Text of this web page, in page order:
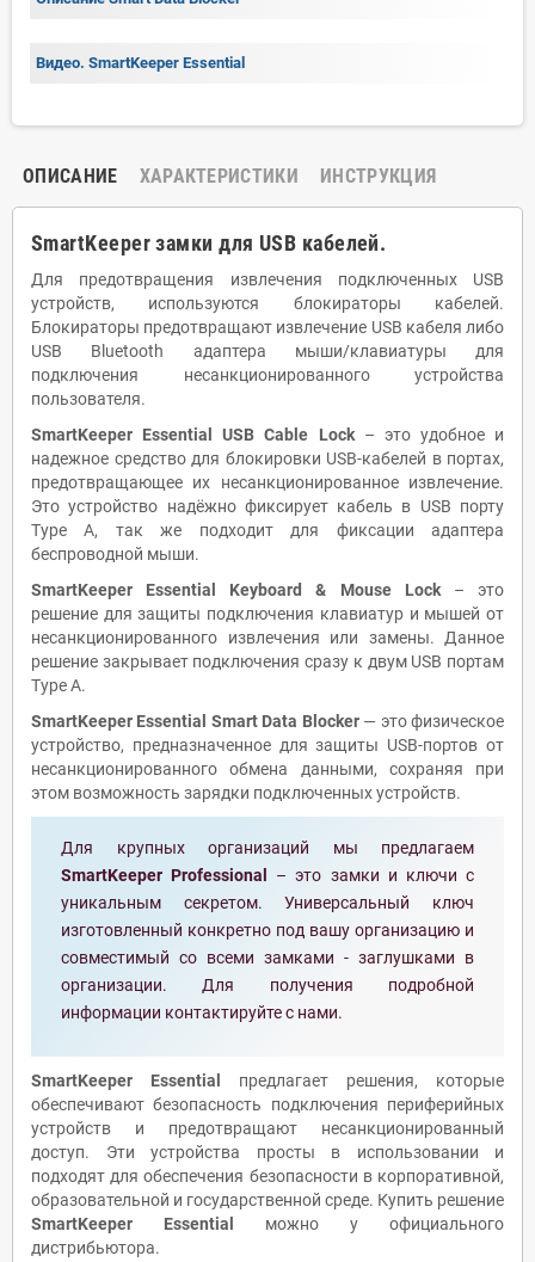
Видео. SmartKeeper Essential
ОПИСАНИЕ ХАРАКТЕРИСТИКИ ИНСТРУКЦИЯ
SmartKeeper замки для USB кабелей.
Для предотвращения извлечения подключенных USB
устройств, используются блокираторы кабелей.
Блокираторы предотвращают извлечение USB кабеля либо
USB Bluetooth адаптера мыши/клавиатуры для
подключения несанкционированного устройства
пользователя.
SmartKeeper Essential USB Cable Lock– это удобное и
надежное средство для блокировки USB-кабелей в портах,
предотвращающее их несанкционированное извлечение.
Это устройство надёжно фиксирует кабель в USB порту
Type A, так же подходит для фиксации адаптера
беспроводной мыши.
SmartKeeper Essential Keyboard & Mouse Lock– это
решение для защиты подключения клавиатур и мышей от
несанкционированного извлечения или замены. Данное
решение закрывает подключения сразу к двум USB портам
Type A.
SmartKeeper Essential Smart Data Blocker— это физическое
устройство, предназначенное для защиты USB-портов от
несанкционированного обмена данными, сохраняя при
этом возможность зарядки подключенных устройств.
Для крупных организаций мы предлагаем
SmartKeeper Professional
– это замки и ключи с
уникальным секретом. Универсальный ключ
изготовленный конкретно под вашу организацию и
совместимый со всеми замками - заглушками в
организации. Для получения подробной
информации контактируйте с нами.
SmartKeeper Essential
предлагает решения, которые
обеспечивают безопасность подключения периферийных
устройств и предотвращают несанкционированный
доступ. Эти устройства просты в использовании и
подходят для обеспечения безопасности в корпоративной,
образовательной и государственной среде. Купить решение
SmartKeeper Essential можно у официального
дистрибьютора.